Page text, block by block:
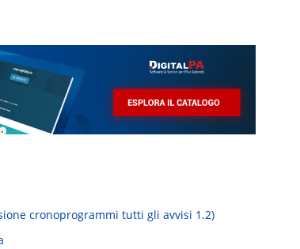
cronoprogrammi tutti gli avvisi 1.2)